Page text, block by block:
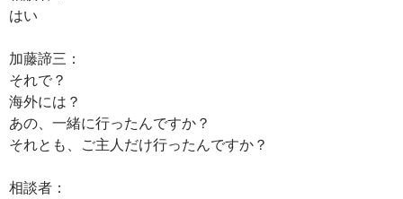
はい
加藤諦三：
それで？
海外には？
あの、一緒に行ったんですか？
それとも、ご主人だけ行ったんですか？
相談者：